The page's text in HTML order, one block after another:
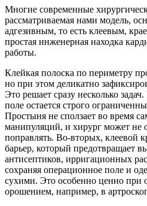
Многие современные
рассматриваемая нами модель,
адгезивным, то есть клеевым,
простая инженерная находка
работы.
Клейкая полоска по периметру
но при этом деликатно
Это решает сразу несколько
поле остается строго
Простыня не сползает во время
манипуляций, и хирург может не
поправлять. Во-вторых, клеевой
барьер, который предотвращает
антисептиков, ирригационных
сохраняя операционное поле и
сухими. Это особенно ценно при
орошением, например, в